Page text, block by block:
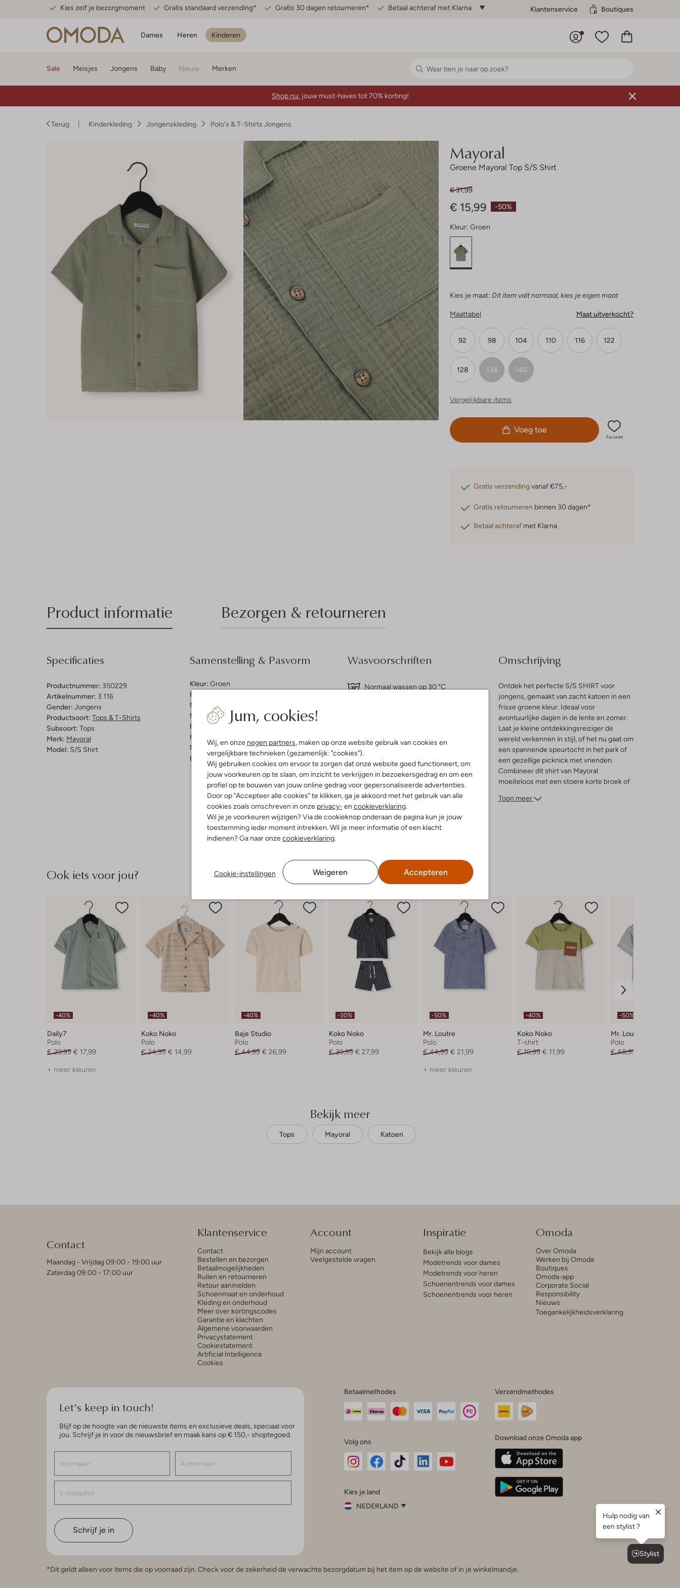
Kies zelf je bezorgmoment Gratis standaard verzending* Gratis 30 dagen retourneren* Betaal achteraf met Klarna Klantenservice Boutiques
Dames Heren Kinderen
Jum, cookies!
Wij, en onze negen partners, maken op onze website gebruik van cookies en
vergelijkbare technieken (gezamenlijk: "cookies").
Wij gebruiken cookies om ervoor te zorgen dat onze website goed functioneert, om
jouw voorkeuren op te slaan, om inzicht te verkrijgen in bezoekersgedrag en om een
profiel op te bouwen van jouw online gedrag voor gepersonaliseerde advertenties.
Door op "Accepteer alle cookies" te klikken, ga je akkoord met het gebruik van alle
cookies zoals omschreven in onze privacy- en cookieverklaring.
Wil je je voorkeuren wijzigen? Via de cookieknop onderaan de pagina kun je jouw
toestemming ieder moment intrekken. Wil je meer informatie of een klacht
indienen? Ga naar onzecookieverklaring.
Cookie-instellingen Weigeren Accepteren
Sale Meisjes Jongens Baby Nieuw Merken
Shop nu: jouw must-haves tot 70% korting!
Terug Kinderkleding Jongenskleding Polo's & T-Shirts Jongens
Mayoral
Groene Mayoral Top S/s Shirt
-50%
€ 31,99
€ 15,99
Kleur: Groen
Kies je maat: Dit item valt normaal, kies je eigen maat
Maattabel Maat uitverkocht?
92 98 104 110 116 122
128 134 140
Vergelijkbare items
Voeg toe
Favoriet
Gratis verzendingvanaf €75,-
Gratis retourneren binnen 30 dagen*
Betaal achteraf met Klarna
Product informatie Bezorgen & retourneren
Specificaties
Productnummer: 350229
Artikelnummer: 3.116
Gender: Jongens
Productsoort: Tops & T-Shirts
Subsoort: Tops
Merk: Mayoral
Model: S/s Shirt
Samenstelling & Pasvorm
Kleur: Groen
Patroon:
Materiaal:
Materiaalpercentages:
100 % Katoen
Pasvorm:
Losvallend
Halslijn:
Mouwlengte:Korte Mouw
Lengte:Kort
Wasvoorschriften
Normaal wassen op 30 °C
Niet bleken
Omschrijving
Ontdek het perfecte S/S SHIRT voor
jongens, gemaakt van zacht katoen in een
frisse groene kleur. Ideaal voor
avontuurlijke dagen in de lente en zomer.
Laat je kleine ontdekkingsreiziger de
wereld verkennen in stijl, of het nu gaat om
een spannende speurtocht in het park of
een gezellige picknick met vrienden.
Combineer dit shirt van Mayoral
moeiteloos met een stoere korte broek of
look. De ademende stof zorgt ervoor dat je
Toon meer
Ook iets voor jou?
-40%
Daily7
Polo
€ 29,99 € 17,99
+ meer kleuren
-40%
Koko Noko
Polo
€ 24,99 € 14,99
-40%
Baje Studio
Polo
€ 44,99 € 26,99
-30%
Koko Noko
Polo
€ 39,99 € 27,99
-50%
Mr. Loutre
Polo
€ 44,99 € 21,99
+ meer kleuren
-40%
Koko Noko
T-shirt
€ 19,99 € 11,99
-50%
Mr. Loutre
Polo
€ 48,99
Bekijk meer
Tops Mayoral Katoen
Contact
Maandag - Vrijdag 09:00 - 19:00 uur
Zaterdag 09:00 - 17:00 uur
Klantenservice
Contact
Bestellen en bezorgen
Betaalmogelijkheden
Ruilen en retourneren
Retour aanmelden
Schoenmaat en onderhoud
Kleding en onderhoud
Meer over kortingscodes
Garantie en klachten
Algemene voorwaarden
Privacystatement
Cookiestatement
Artificial Intelligence
Cookies
Account
Mijn account
Veelgestelde vragen
Inspiratie
Bekijk alle blogs
Modetrends voor dames
Modetrends voor heren
Schoenentrends voor dames
Schoenentrends voor heren
Omoda
Over Omoda
Werken bij Omoda
Boutiques
Omoda-app
Corporate Social
Responsibility
Nieuws
Toegankelijkheidsverklaring
Let's keep in touch!
Blijf op de hoogte van de nieuwste items en exclusieve deals, speciaal voor
jou. Schrijf je in voor de nieuwsbrief en maak kans op € 150,- shoptegoed.
Schrijf je in
Betaalmethodes
Volg ons
InstagramFacebook
Kies je land
NEDERLAND
België (Nederlands)
Verzendmethodes
Download onze Omoda app
*Dit geldt alleen voor items die op voorraad zijn. Check voor de zekerheid de verwachte bezorgdatum bij het item op de website of in je winkelmandje.